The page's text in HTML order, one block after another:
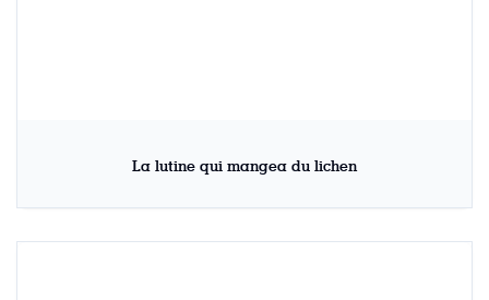
La lutine qui mangea du lichen